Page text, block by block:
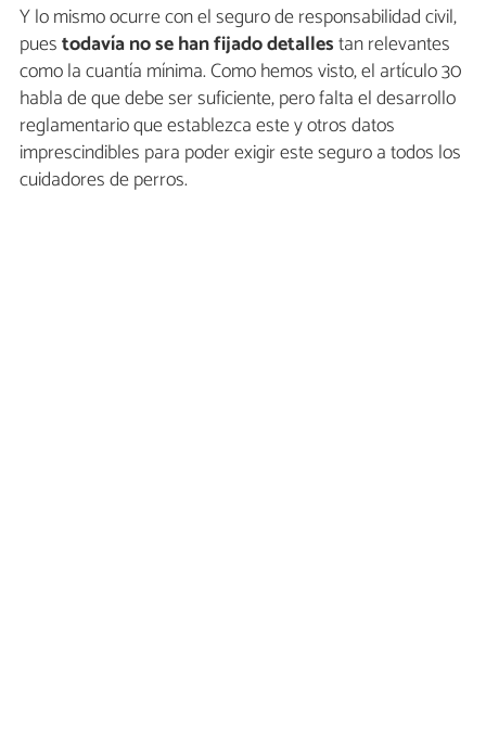
Y lo mismo ocurre con el seguro de responsabilidad civil,
puestodavía no se han fijado detallestan relevantes
como la cuantía mínima. Como hemos visto, el artículo 30
habla de que debe ser suficiente, pero falta el desarrollo
reglamentario que establezca este y otros datos
imprescindibles para poder exigir este seguro a todos los
cuidadores de perros.